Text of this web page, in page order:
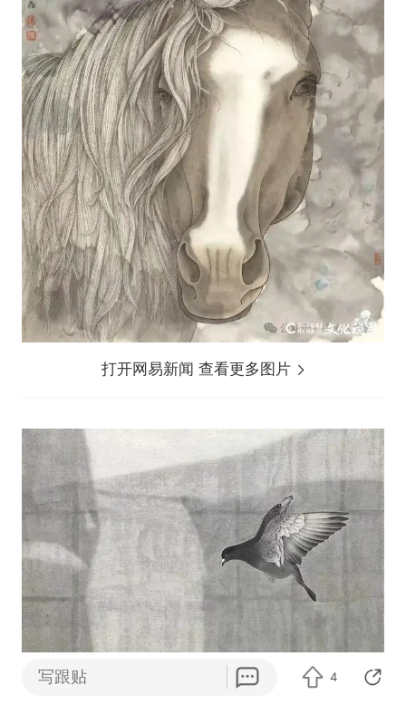
打开网易新闻 查看更多图片
写跟贴 4